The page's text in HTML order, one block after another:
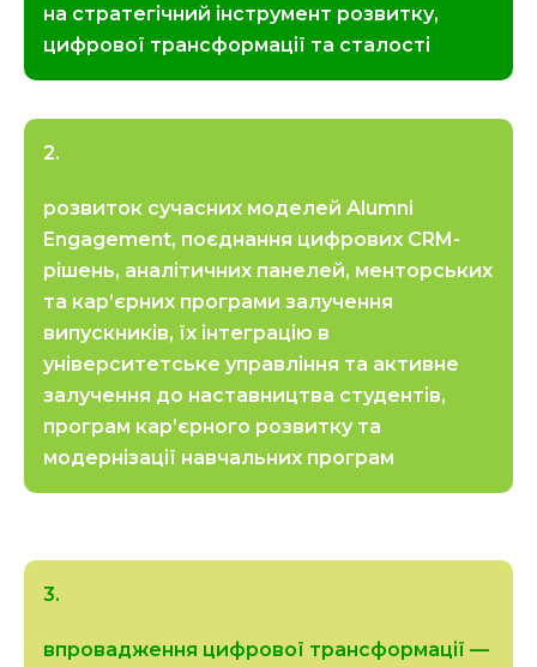
на стратегічний інструмент розвитку,
цифрової трансформації та сталості
2.
розвиток сучасних моделей Alumni
Engagement, поєднання цифрових CRM-
рішень, аналітичних панелей, менторських
та кар’єрних програми залучення
випускників, їх інтеграцію в
університетське управління та активне
залучення до наставництва студентів,
програм кар’єрного розвитку та
модернізації навчальних програм
3.
впровадження цифрової трансформації —